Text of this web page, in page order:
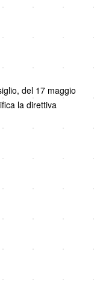
del 17 maggio
la direttiva